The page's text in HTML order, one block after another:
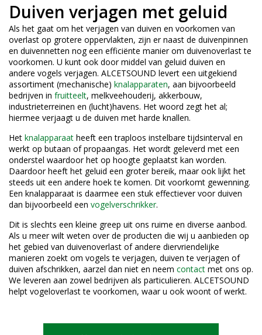
Duiven verjagen met geluid
Als het gaat om het verjagen van duiven en voorkomen van
overlast op grotere oppervlakten, zijn er naast de duivenpinnen
en duivennetten nog een efficiënte manier om duivenoverlast te
voorkomen. U kunt ook door middel van geluid duiven en
andere vogels verjagen. ALCETSOUND levert een uitgekiend
assortiment (mechanische) knalapparaten, aan bijvoorbeeld
bedrijven in fruitteelt, melkveehouderij, akkerbouw,
industrieterreinen en (lucht)havens. Het woord zegt het al;
hiermee verjaagt u de duiven met harde knallen.
Het knalapparaat heeft een traploos instelbare tijdsinterval en
werkt op butaan of propaangas. Het wordt geleverd met een
onderstel waardoor het op hoogte geplaatst kan worden.
Daardoor heeft het geluid een groter bereik, maar ook lijkt het
steeds uit een andere hoek te komen. Dit voorkomt gewenning.
Een knalapparaat is daarmee een stuk effectiever voor duiven
dan bijvoorbeeld een vogelverschrikker.
Dit is slechts een kleine greep uit ons ruime en diverse aanbod.
Als u meer wilt weten over de producten die wij u aanbieden op
het gebied van duivenoverlast of andere diervriendelijke
manieren zoekt om vogels te verjagen, duiven te verjagen of
duiven afschrikken, aarzel dan niet en neem contact met ons op.
We leveren aan zowel bedrijven als particulieren. ALCETSOUND
helpt vogeloverlast te voorkomen, waar u ook woont of werkt.